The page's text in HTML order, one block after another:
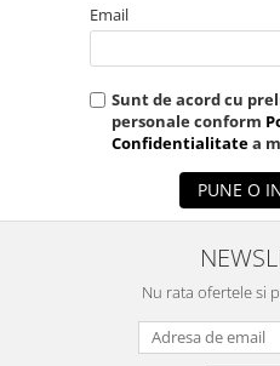
Email
Sunt de acord cu
personale conform
Confidentialitatea
PUNE O
Nu rata ofertele si